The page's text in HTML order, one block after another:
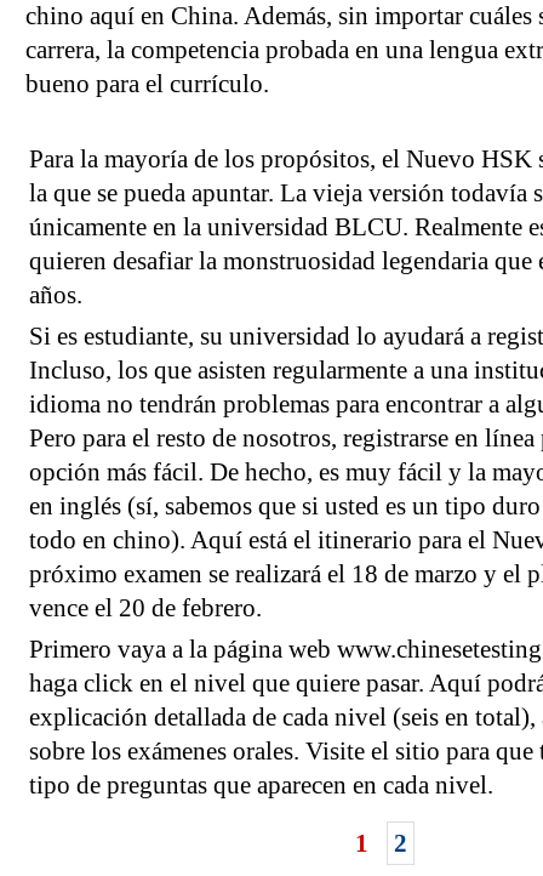
chino aquí en China. Además, sin importar cuáles
carrera, la competencia probada en una lengua
bueno para el currículo.
Para la mayoría de los propósitos, el Nuevo HSK
la que se pueda apuntar. La vieja versión todavía
únicamente en la universidad BLCU. Realmente
quieren desafiar la monstruosidad legendaria que
años.
Si es estudiante, su universidad lo ayudará a
Incluso, los que asisten regularmente a una
idioma no tendrán problemas para encontrar a
Pero para el resto de nosotros, registrarse en
opción más fácil. De hecho, es muy fácil y la
en inglés (sí, sabemos que si usted es un tipo
todo en chino). Aquí está el itinerario para el
próximo examen se realizará el 18 de marzo y el
vence el 20 de febrero.
Primero vaya a la página web
haga click en el nivel que quiere pasar. Aquí
explicación detallada de cada nivel (seis en
sobre los exámenes orales. Visite el sitio para que
tipo de preguntas que aparecen en cada nivel.
1
2